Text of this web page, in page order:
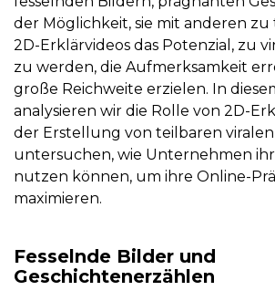
der Möglichkeit, sie mit anderen zu
2D-Erklärvideos das Potenzial, zu
zu werden, die Aufmerksamkeit
große Reichweite erzielen. In
analysieren wir die Rolle von 2D-
der Erstellung von teilbaren
untersuchen, wie Unternehmen ihr
nutzen können, um ihre Online-
maximieren.
Fesselnde Bilder und
Geschichtenerzählen